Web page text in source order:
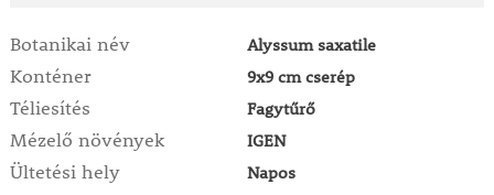
Botanikai név Alyssum saxatile
Konténer 9x9 cm cserép
Téliesítés Fagytűrő
Mézelő növények IGEN
Ültetési hely Napos